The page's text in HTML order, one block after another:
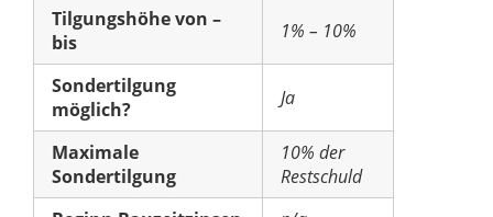
Tilgungshöhe von –
bis
1% – 10%
Sondertilgung
möglich?
Ja
Maximale
Sondertilgung
10% der
Restschuld